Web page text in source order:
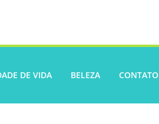
DE VIDA BELEZA CONTATO